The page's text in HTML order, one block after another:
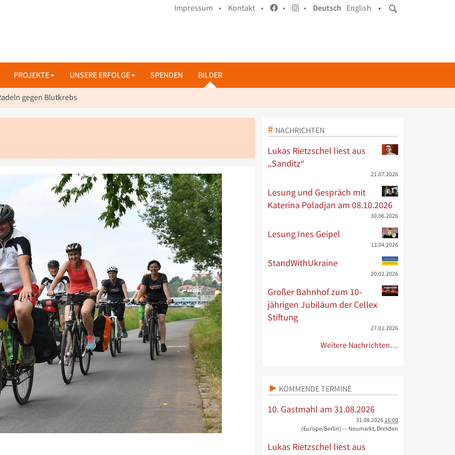
Impressum • Kontakt • • • Deutsch English •
PROJEKTE UNSERE ERFOLGE SPENDEN BILDER
gegen Blutkrebs
NACHRICHTEN
Lukas Rietzschel liest aus
„Sanditz“
21.07.2026
Lesung und Gespräch mit
Katerina Poladjan am 08.10.2026
30.06.2026
Lesung Ines Geipel
13.04.2026
StandWithUkraine
20.02.2026
Großer Bahnhof zum 10-
jährigen Jubiläum der Cellex
Stiftung
27.01.2026
Weitere Nachrichten…
KOMMENDE TERMINE
10. Gastmahl am 31.08.2026
31.08.2026 16:00
(Europe/Berlin) — Neumarkt, Dresden
Lukas Rietzschel liest aus